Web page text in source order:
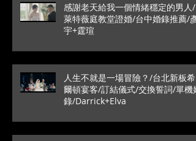
感謝老天給我一個情緒穩定的男人/
萊特薇庭教堂證婚/台中婚錄推薦/彥
宇+霆瑄
人生不就是一場冒險？/台北新板希
爾頓宴客/訂結儀式/交換誓詞/單機婚
錄/Darrick+Elva